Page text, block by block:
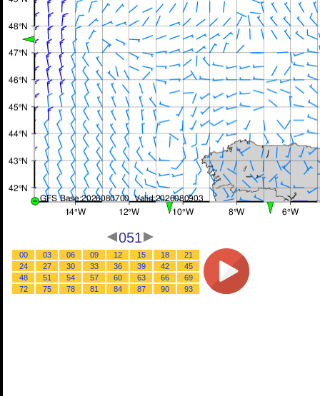
051
00 03 06 09 12 15 18
21
24
27 30 33 36 39 42
45
48
51 54 57 60 63 66
69
72
75 78 81 84 87 90 93